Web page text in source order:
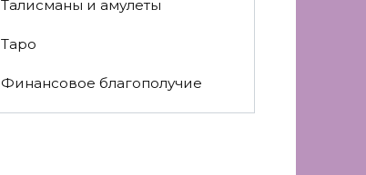
Талисманы и амулеты
Таро
Финансовое благополучие